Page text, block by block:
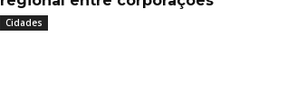
Cidades